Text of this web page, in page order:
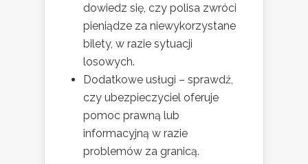
dowiedz się, czy polisa zwróci
pieniądze za niewykorzystane
bilety, w razie sytuacji
losowych.
Dodatkowe usługi – sprawdź,
czy ubezpieczyciel oferuje
pomoc prawną lub
informacyjną w razie
problemów za granicą.